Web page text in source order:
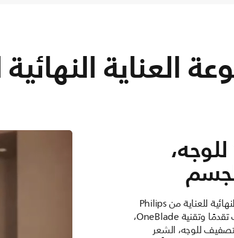
العناية
17 في 1 للوجه،
تجمع هذه المجموعة النهائية للعناية من Philips
بين أكثر آلات التشذيب تقدمًا وتقنية OneBlade،
للوجه، الشعر